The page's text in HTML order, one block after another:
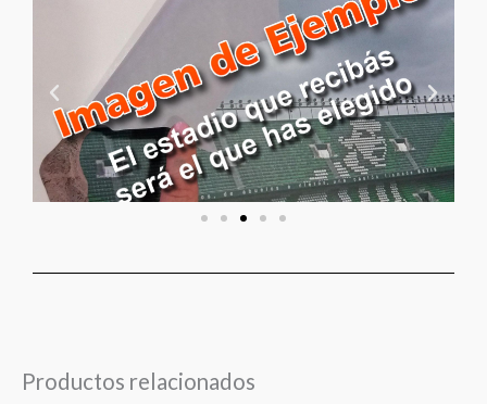
Productos relacionados